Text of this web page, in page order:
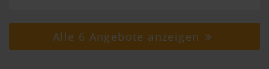
Alle 6 Angebote anzeigen